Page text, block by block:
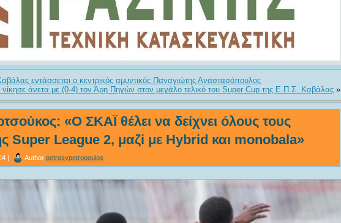
εντάσσεται ο κεντρικός αμυντικός Παναγιώτης Αναστασόπουλος
άνετα με (0-4) τον Άρη Πηγών στον μεγάλο τελικό του Super Cup της Ε.Π.Σ. Καβάλας»
«Ο ΣΚΑΪ θέλει να δείχνει όλους τους
Super League 2, μαζί με Hybrid και monobala»
| Author petrosvpetropoulos